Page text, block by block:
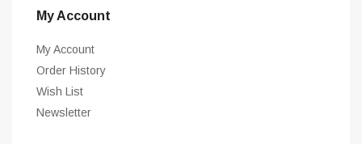
My Account
My Account
Order History
Wish List
Newsletter